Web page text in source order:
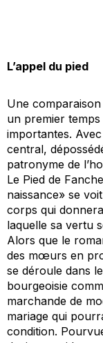
L’appel du pied
Une
un premier
importantes. Avec
central,
patronyme de
Le Pied de
naissance» se
corps qui
laquelle sa vertu
Alors que le
des mœurs en
se déroule dans
bourgeoisie
marchande de
mariage qui
condition.